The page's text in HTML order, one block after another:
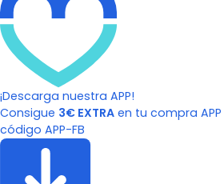
¡Descarga nuestra APP!
Consigue 3€ EXTRA en tu compra
código APP-FB